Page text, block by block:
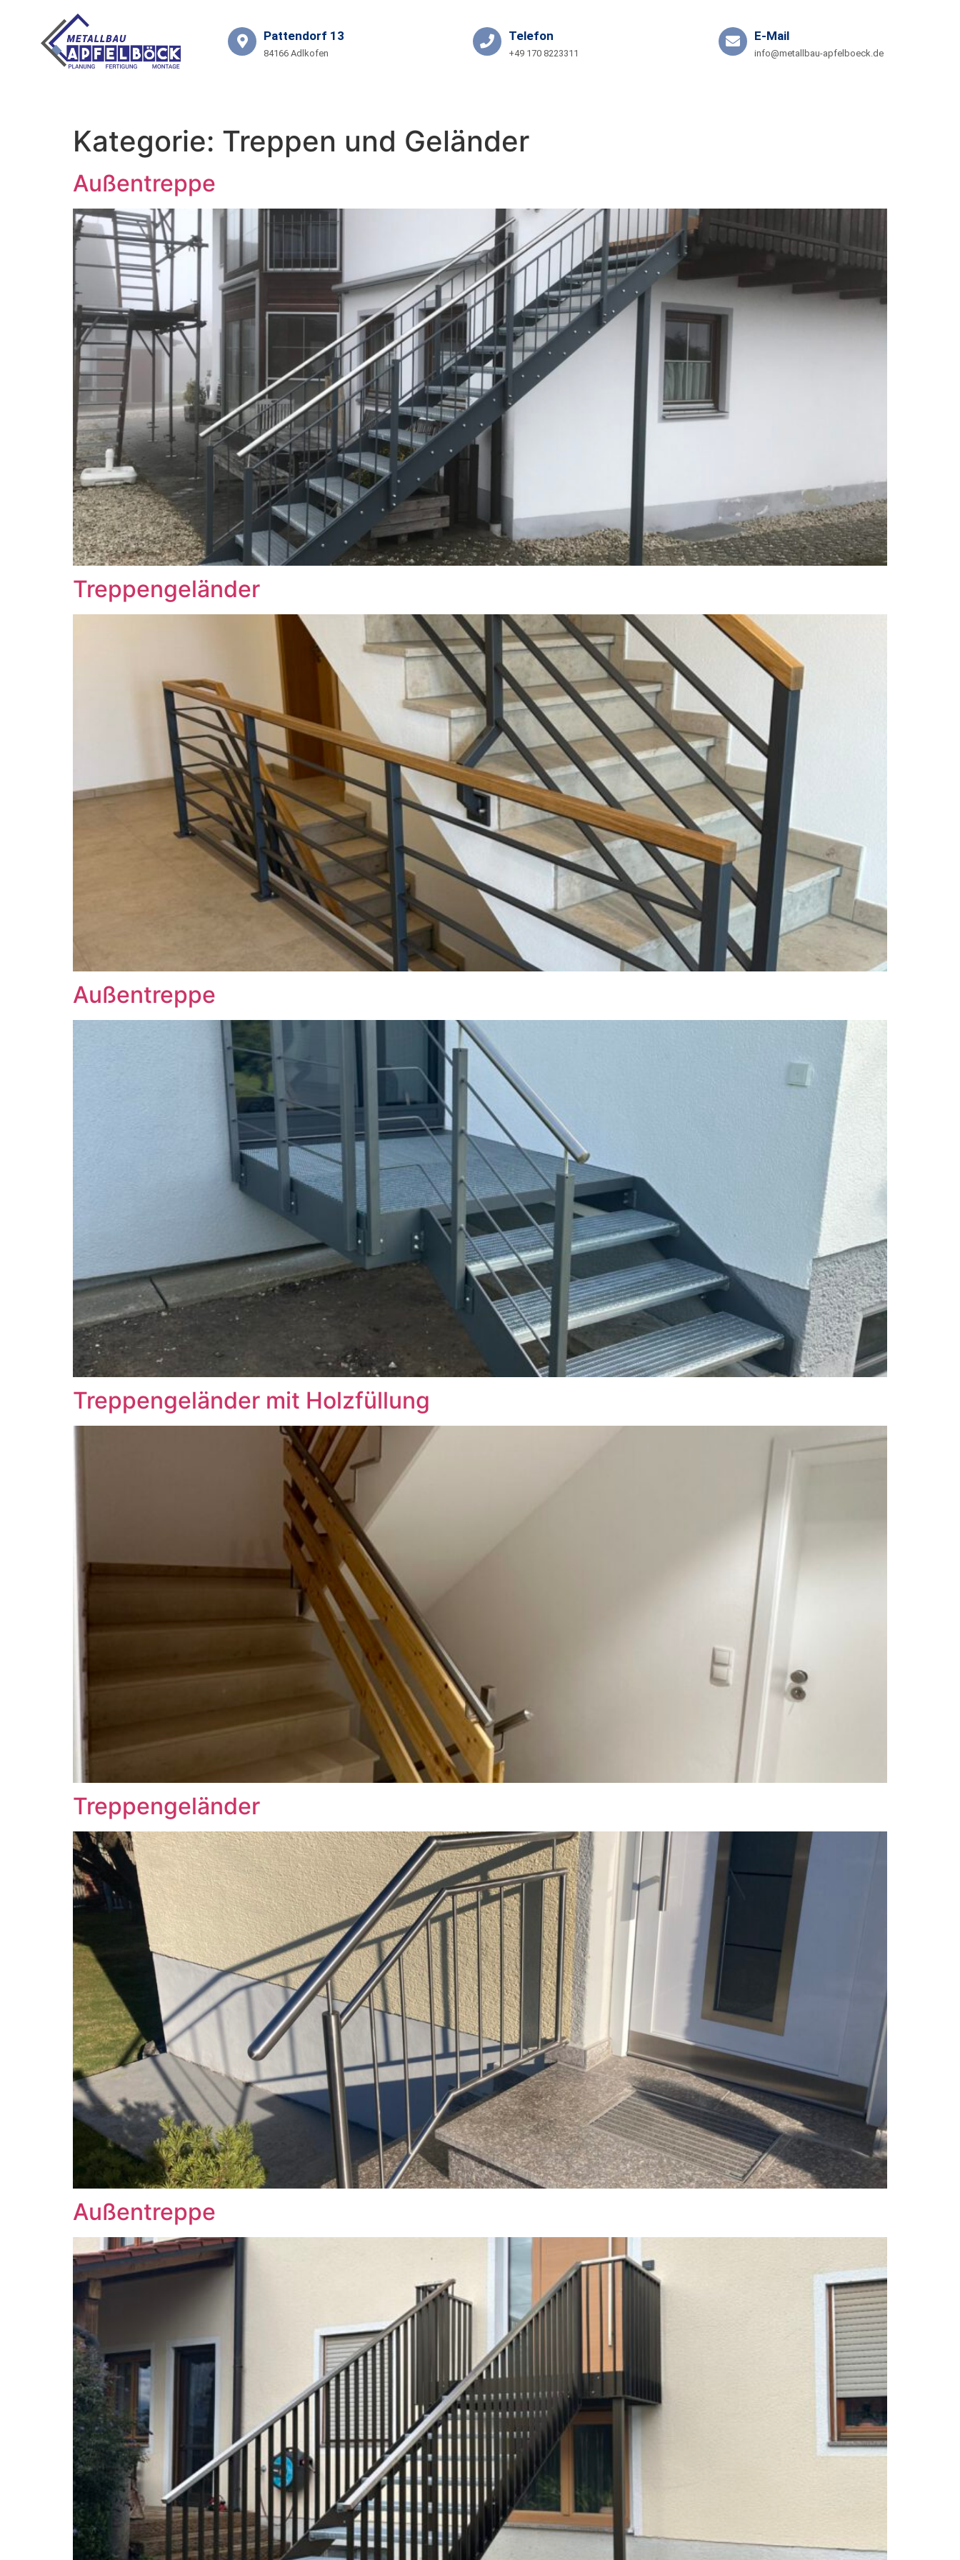
Pattendorf 13
84166 Adlkofen
Telefon
+49 170 8223311
E-Mail
info@metallbau-apfelboeck.de
Kategorie: Treppen und Geländer
Außentreppe
Treppengeländer
Außentreppe
Treppengeländer mit Holzfüllung
Treppengeländer
Außentreppe